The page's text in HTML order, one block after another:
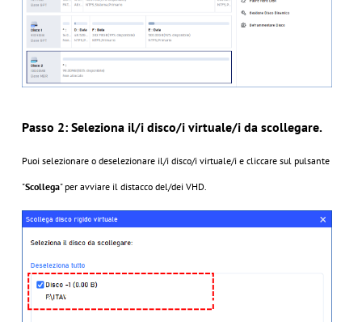
Passo 2: Seleziona il/i disco/i virtuale/i da scollegare.
Puoi selezionare o deselezionare il/i disco/i virtuale/i e cliccare sul pulsante
"Scollega" per avviare il distacco del/dei VHD.